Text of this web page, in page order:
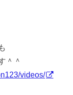
＾＾
videos/